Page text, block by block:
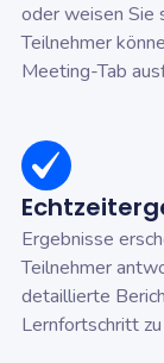
oder weisen Sie
Teilnehmer
Meeting-Tab
Ergebnisse
Teilnehmer
detaillierte
Lernfortschritt